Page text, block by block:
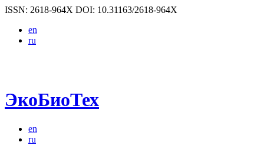
ISSN: 2618-964X DOI: 10.31163/2618-964X
en
ru
ЭкоБиоТех
en
ru